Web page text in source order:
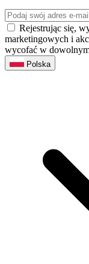
Rejestrując się,
marketingowych i
wycofać w
Polska